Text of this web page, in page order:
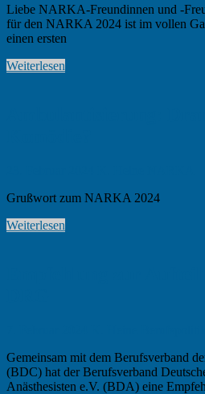
Liebe NARKA-Freundinnen und -
für den NARKA 2024 ist im vollen
einen ersten
Weiterlesen
Grußwort zum NARKA 2024
Weiterlesen
Gemeinsam mit dem Berufsverband
(BDC) hat der Berufsverband
Anästhesisten e.V. (BDA) eine